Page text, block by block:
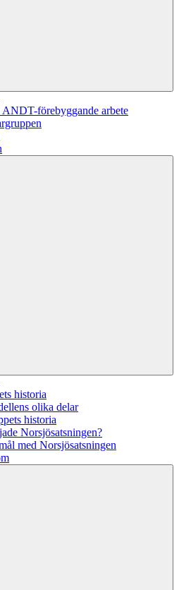
förebyggande arbete
historia
olika delar
historia
Norsjösatsningen?
med Norsjösatsningen